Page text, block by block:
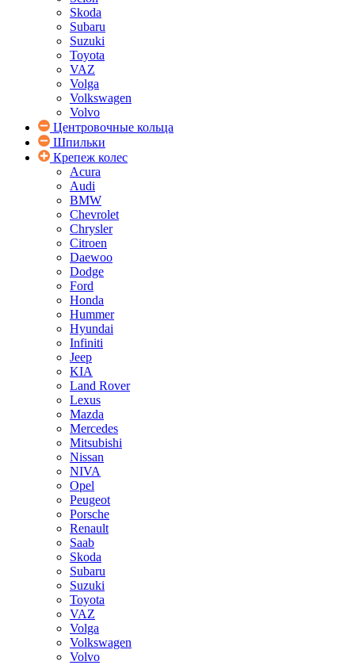
Skoda
Subaru
Suzuki
Toyota
VAZ
Volga
Volkswagen
Volvo
Центровочные кольца
Шпильки
Крепеж колес
Acura
Audi
BMW
Chevrolet
Chrysler
Citroen
Daewoo
Dodge
Ford
Honda
Hummer
Hyundai
Infiniti
Jeep
KIA
Land Rover
Lexus
Mazda
Mercedes
Mitsubishi
Nissan
NIVA
Opel
Peugeot
Porsche
Renault
Saab
Skoda
Subaru
Suzuki
Toyota
VAZ
Volga
Volkswagen
Volvo